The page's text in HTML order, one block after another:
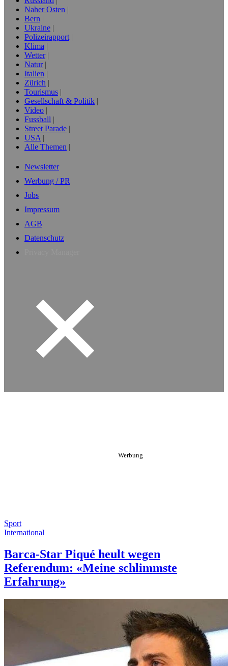
Naher Osten
Bern
Ukraine
Polizeirapport
Klima
Wetter
Natur
Italien
Zürich
Tourismus
Gesellschaft & Politik
Video
Fussball
Street Parade
USA
Alle Themen
Newsletter
Werbung / PR
Jobs
Impressum
AGB
Datenschutz
Sport
International
Barca-Star Piqué heult wegen
Referendum: «Meine schlimmste
Erfahrung»